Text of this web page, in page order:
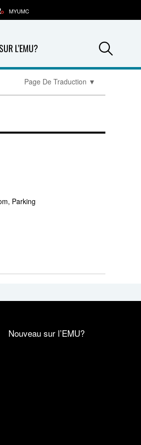
L’EMU?
MYUMC
Page De Traduction ▼
Parking
Nouveau sur l’EMU?